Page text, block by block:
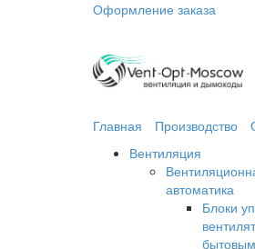
Оформление заказа
Главная
Производство
Вентиляция
автоматика
Блоки